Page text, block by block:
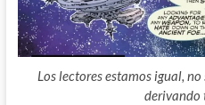
Los lectores estamos igual,
derivando